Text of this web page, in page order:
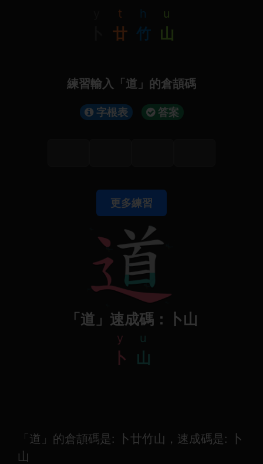
t
廿
h
竹
u
山
練習輸入「道」的倉頡碼
字根表 答案
更多練習
「道」速成碼：卜山
y
卜
u
山
「道」的倉頡碼是: 卜廿竹山，速成碼是: 卜
山